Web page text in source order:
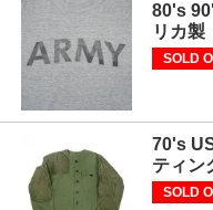
80's
リカ製
SOLD
70's
ティン
SOLD